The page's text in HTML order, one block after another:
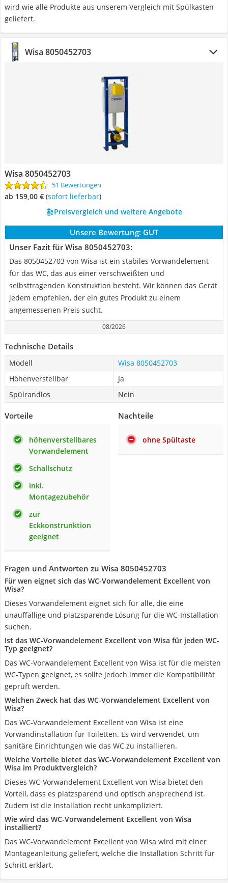
wird wie alle Produkte aus unserem Vergleich mit Spülkasten
geliefert.
Wisa 8050452703
Wisa 8050452703
51 Bewertungen
ab 159,00 € ( Sofort lieferbar)
Preisvergleich und weitere Angebote
Unsere Bewertung: GUT
Unser Fazit für Wisa 8050452703:
Das 8050452703 von Wisa ist ein stabiles Vorwandelement
für das WC, das aus einer verschweißten und
selbsttragenden Konstruktion besteht. Wir können das Gerät
jedem empfehlen, der ein gutes Produkt zu einem
angemessenen Preis sucht.
08/2026
Technische Details
Modell
Wisa 8050452703
Höhenverstellbar
Ja
Spülrandlos
Nein
Vorteile
höhenverstellbares
Vorwandelement
Schallschutz
inkl.
Montagezubehör
zur
Eckkonstrunktion
geeignet
Nachteile
ohne Spültaste
Fragen und Antworten zu Wisa 8050452703
Für wen eignet sich das WC-Vorwandelement Excellent von
Wisa?
Dieses Vorwandelement eignet sich für alle, die eine
unauffällige und platzsparende Lösung für die WC-Installation
suchen.
Ist das WC-Vorwandelement Excellent von Wisa für jeden WC-
Typ geeignet?
Das WC-Vorwandelement Excellent von Wisa ist für die meisten
WC-Typen geeignet, es sollte jedoch immer die Kompatibilität
geprüft werden.
Welchen Zweck hat das WC-Vorwandelement Excellent von
Wisa?
Das WC-Vorwandelement Excellent von Wisa ist eine
Vorwandinstallation für Toiletten. Es wird verwendet, um
sanitäre Einrichtungen wie das WC zu installieren.
Welche Vorteile bietet das WC-Vorwandelement Excellent von
Wisa im Produktvergleich?
Dieses WC-Vorwandelement Excellent von Wisa bietet den
Vorteil, dass es platzsparend und optisch ansprechend ist.
Zudem ist die Installation recht unkompliziert.
Wie wird das WC-Vorwandelement Excellent von Wisa
installiert?
Das WC-Vorwandelement Excellent von Wisa wird mit einer
Montageanleitung geliefert, welche die Installation Schritt für
Schritt erklärt.